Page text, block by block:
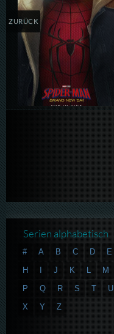
ZURÜCK
Serien alphabetisch
# A B C D E
H
I J K L M
P
Q R S T U
X
Y Z